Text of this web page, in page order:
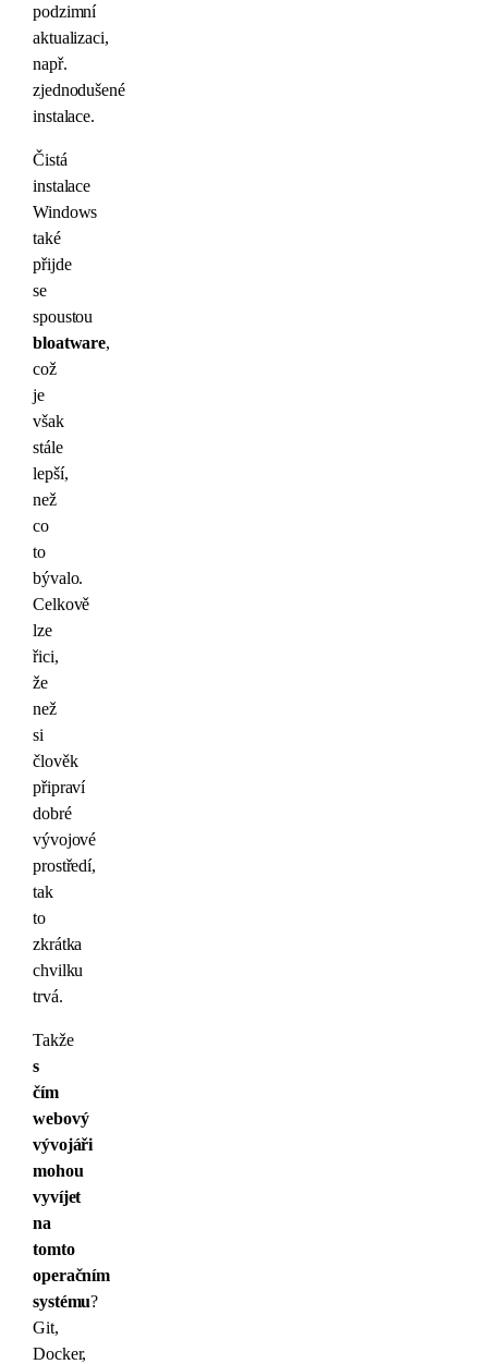
podzimní
aktualizaci,
např.
zjednodušené
instalace.
Čistá
instalace
Windows
také
přijde
se
spoustou
bloatware,
což
je
však
stále
lepší,
než
co
to
bývalo.
Celkově
lze
řici,
že
než
si
člověk
připraví
dobré
vývojové
prostředí,
tak
to
zkrátka
chvilku
trvá.
Takže
s
čím
webový
vývojáři
mohou
vyvíjet
na
tomto
operačním
systému?
Git,
Docker,